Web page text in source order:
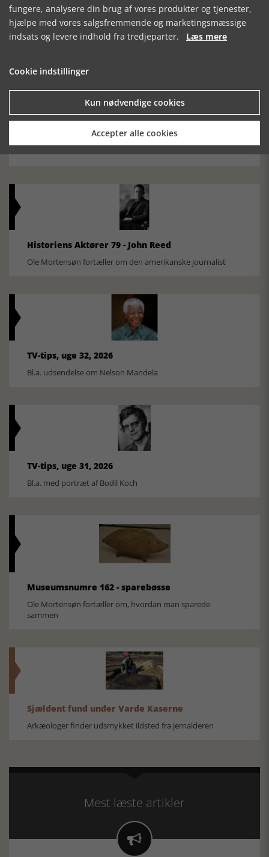
Den største samling af moselig i verden på Museum
Silkeborg Hovedgården
Historisk festival i Faaborg
FOBURGH Faaborg Internationale Historie Festival 2026 30.
Historiens Aktører 79 - John Reed
Ole Mortensøn fortæller om den amerikanske journalist
TV-tips, uge 32, 2026
Bl.a. udsendelse om Nelson Mandela
TV-tips, uge 31, 2026
Bl.a. med portræt af Bodil Koch
Museumsnumre 162 - sparebøsse
Ole Mortensøn fortæller om, hvordan man sparede
sammen
Sjældent fund under Varde Kaserne
Arkæologer finder udsmykket ildsted fra jernalderen
Mest læste artikler

fungere, analysere din brug af vores produkter og tjenester,
hjælpe med vores salgsfremmende og marketingsmæssige
indsats og levere indhold fra tredjeparter. Læs mere
Cookie indstillinger
Kun nødvendige cookies
Accepter alle cookies